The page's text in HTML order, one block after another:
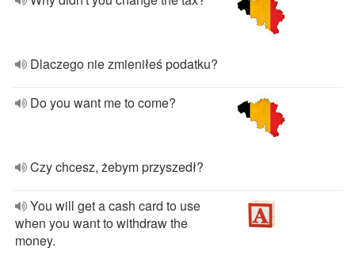
Dlaczego nie zmieniłeś podatku?
Do you want me to come?
Czy chcesz, żebym przyszedł?
You will get a cash card to use
when you want to withdraw the
money.